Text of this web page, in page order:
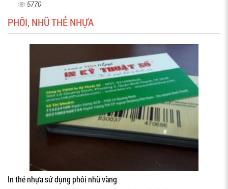
5770
PHÔI, NHŨ THẺ NHỰA
In thẻ nhựa sử dụng phôi nhũ vàng